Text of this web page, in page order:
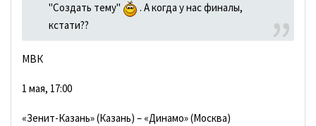
"Создать тему"
. А когда у нас финалы,
кстати??
МВК
1 мая, 17:00
«Зенит-Казань» (Казань) – «Динамо» (Москва)